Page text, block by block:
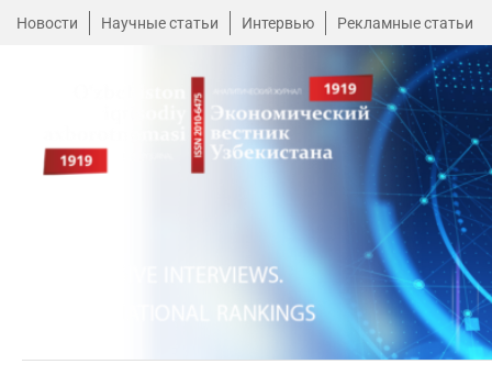
Новости Научные статьи Интервью Рекламные статьи